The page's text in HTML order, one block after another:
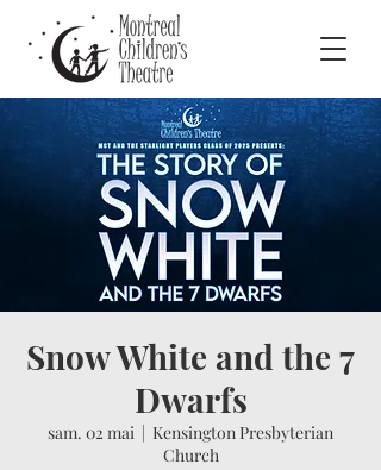
Snow White and the 7
Dwarfs
sam. 02 mai
  |
Kensington Presbyterian
Church